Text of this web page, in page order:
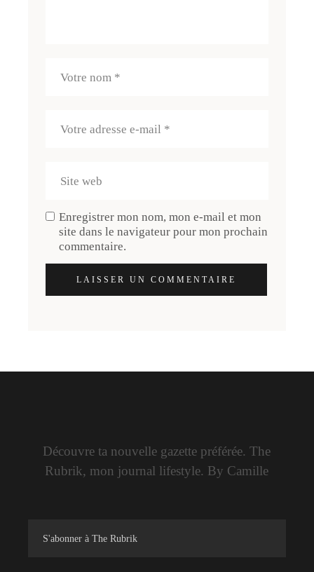
Enregistrer mon nom, mon e-mail et mon
site dans le navigateur pour mon prochain
commentaire.
LAISSER UN COMMENTAIRE
Découvre ta nouvelle gazette préférée. The
Rubrik, mon journal lifestyle. By Camille